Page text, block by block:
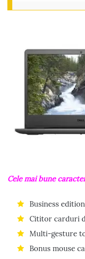
Cele mai bune
Business edition
Cititor carduri
Multi-gesture
Bonus mouse